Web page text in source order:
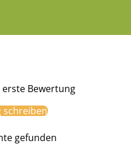
erste Bewertung
schreiben
gefunden